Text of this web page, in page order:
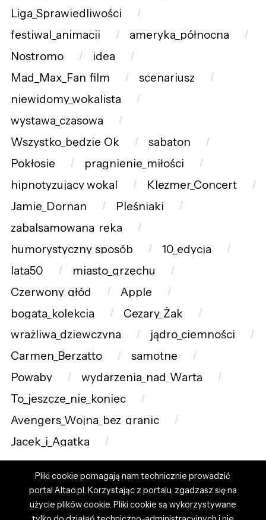
Liga_Sprawiedliwości
festiwal_animacji
ameryka_północna
Nostromo
idea
Mad_Max_Fan_film
scenariusz
niewidomy_wokalista
wystawa_czasowa
Wszystko_będzie_Ok
sabaton
Pokłosie
pragnienie_miłości
hipnotyzujący_wokal
Klezmer_Concert
Jamie_Dornan
Pleśniaki
zabalsamowana_ręka
humorystyczny_sposób
10_edycja
lata50
miasto_grzechu
Czerwony_głód
Apple
bogata_kolekcja
Cezary_Żak
wrażliwa_dziewczyna
jądro_ciemności
Carmen_Berzatto
samotne
Powaby
wydarzenia_nad_Wartą
To_jeszcze_nie_koniec
Avengers_Wojna_bez_granic
Jacek_i_Agatka
Pliki cookie pomagają nam technicznie prowadzić
portal Altao.pl. Korzystając z portalu, zgadzasz się na
użycie plików cookie. Pliki cookie są wykorzystywane